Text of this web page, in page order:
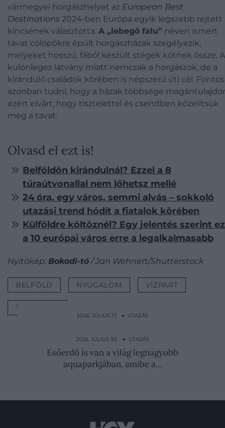
vármegyei horgászhelyet az European Best
Destinations 2024-ben Európa egyik legszebb rejtett
kincsének választotta. A „lebegő falu” néven ismert
tavat cölöpökre épült horgászházak szegélyezik,
melyeket hosszú, fából készült stégek kötnek össze. A
különleges látvány miatt nemcsak a horgászok, de a
kiránduló családok körében is népszerű úti cél. Fontos
azonban tudni, hogy a házak többsége
ezért elvárt, hogy tisztelettel és csendben közelítsük
meg a tavat.
Olvasd el ezt is!
Belföldön kirándulnál? Ezzel a 8
túraútvonallal nem lőhetsz mellé
24 óra, egy város, semmi alvás – sokkoló
utazási trend hódít a fiatalok körében
Külföldre költöznél? Egy jelentés szerint ez
a 10 európai város erre a legalkalmasabb
Nyitókép: Bokodi-tó / Jan Wehnert/Shutterstock
BELFÖLD NYUGALOM VÍZPART
TELEPÜLÉS
2026. JÚLIUS 17. ● UTAZÁS
Kínában
2026. JÚLIUS 30. ● UTAZÁS
Esőerdő is van a világ legnagyobb
aquaparkjában, amibe a…